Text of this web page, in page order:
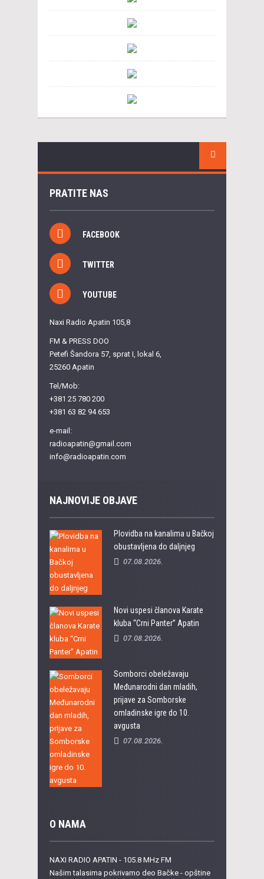
PRATITE NAS
FACEBOOK
TWITTER
YOUTUBE
Naxi Radio Apatin 105,8
FM & PRESS DOO
Petefi Šandora 57, sprat I, lokal 6,
25260 Apatin
Tel/Mob:
+381 25 780 200
+381 63 82 94 653
e-mail:
radioapatin@gmail.com
info@radioapatin.com
NAJNOVIJE OBJAVE
Plovidba na kanalima u Bačkoj
obustavljena do daljnjeg
07.08.2026.
Novi uspesi članova Karate
kluba “Crni Panter” Apatin
07.08.2026.
Somborci obeležavaju
Međunarodni dan mladih,
prijave za Somborske
omladinske igre do 10.
avgusta
07.08.2026.
O NAMA
NAXI RADIO APATIN - 105.8 MHz FM
Našim talasima pokrivamo deo Bačke - opštine